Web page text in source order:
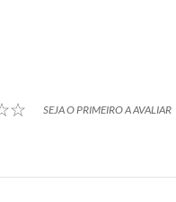
SEJA O PRIMEIRO A AVALIAR